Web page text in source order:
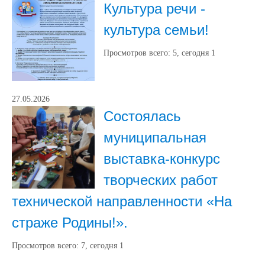
Культура речи -
культура семьи!
Просмотров всего: 5, сегодня 1
27.05.2026
Состоялась
муниципальная
выставка-конкурс
творческих работ
технической направленности «На
страже Родины!».
Просмотров всего: 7, сегодня 1